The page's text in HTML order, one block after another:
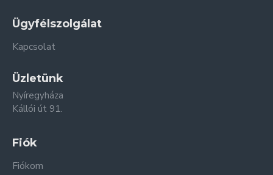
Ügyfélszolgálat
Kapcsolat
Üzletünk
Nyíregyháza
Kállói út 91.
Fiók
Fiókom